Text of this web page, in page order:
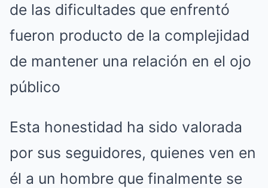
de las dificultades que enfrentó
fueron producto de la complejidad
de mantener una relación en el ojo
público
Esta honestidad ha sido valorada
por sus seguidores, quienes ven en
él a un hombre que finalmente se